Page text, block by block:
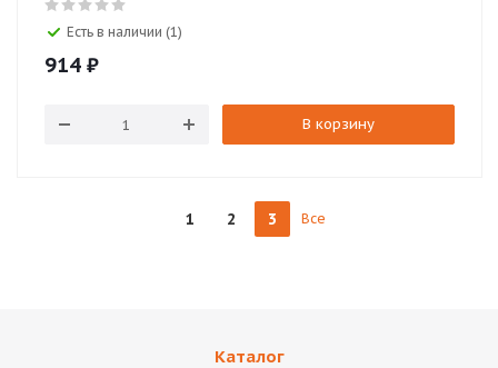
Есть в наличии (1)
914 ₽
В корзину
1 2 3 Все
Каталог